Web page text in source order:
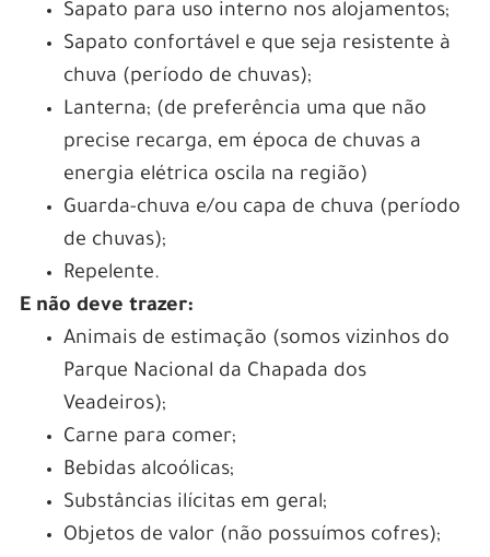
Sapato para uso interno nos alojamentos;
Sapato confortável e que seja resistente à
chuva (período de chuvas);
Lanterna; (de preferência uma que não
precise recarga, em época de chuvas a
energia elétrica oscila na região)
Guarda-chuva e/ou capa de chuva (período
de chuvas);
Repelente.
E não deve trazer:
Animais de estimação (somos vizinhos do
Parque Nacional da Chapada dos
Veadeiros);
Carne para comer;
Bebidas alcoólicas;
Substâncias ilícitas em geral;
Objetos de valor (não possuímos cofres);